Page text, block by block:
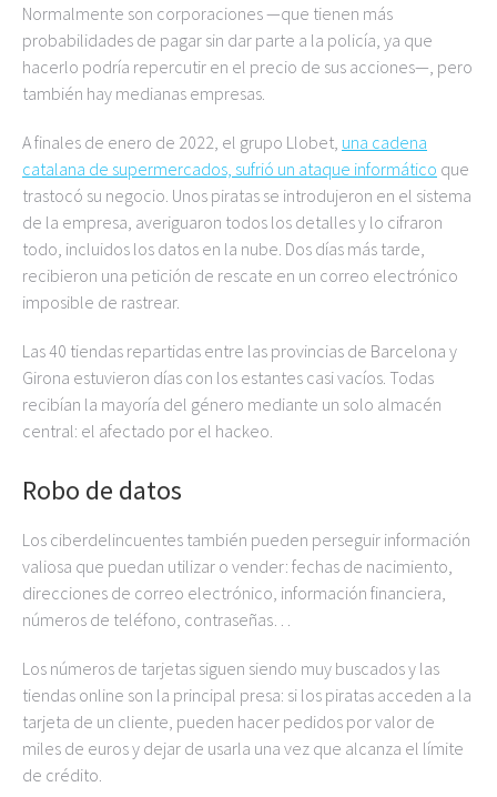
Normalmente son corporaciones —que tienen más
probabilidades de pagar sin dar parte a la policía, ya que
hacerlo podría repercutir en el precio de sus acciones—, pero
también hay medianas empresas.
A finales de enero de 2022, el grupo Llobet, una cadena
catalana de supermercados, sufrió un ataque informático que
trastocó su negocio. Unos piratas se introdujeron en el sistema
de la empresa, averiguaron todos los detalles y lo cifraron
todo, incluidos los datos en la nube. Dos días más tarde,
recibieron una petición de rescate en un correo electrónico
imposible de rastrear.
Las 40 tiendas repartidas entre las provincias de Barcelona y
Girona estuvieron días con los estantes casi vacíos. Todas
recibían la mayoría del género mediante un solo almacén
central: el afectado por el hackeo.
Robo de datos
Los ciberdelincuentes también pueden perseguir información
valiosa que puedan utilizar o vender: fechas de nacimiento,
direcciones de correo electrónico, información financiera,
números de teléfono, contraseñas…
Los números de tarjetas siguen siendo muy buscados y las
tiendas online son la principal presa: si los piratas acceden a la
tarjeta de un cliente, pueden hacer pedidos por valor de
miles de euros y dejar de usarla una vez que alcanza el límite
de crédito.